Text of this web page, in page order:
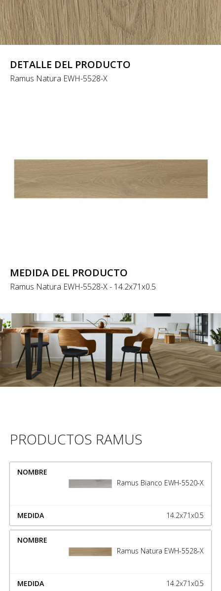
DETALLE DEL PRODUCTO
Ramus Natura EWH-5528-X
MEDIDA DEL PRODUCTO
Ramus Natura EWH-5528-X - 14.2x71x0.5
PRODUCTOS RAMUS
NOMBRE
Ramus Bianco EWH-5520-X
14.2x71x0.5
Ramus Natura EWH-5528-X
14.2x71x0.5